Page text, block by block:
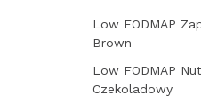
Low FODMAP
Brown
Low FODMAP
Czekoladowy